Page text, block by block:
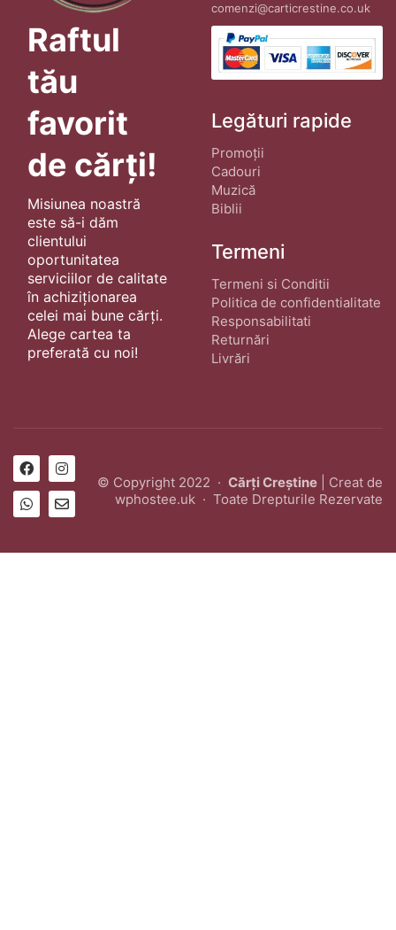
Raftul
tău
favorit
de cărți!
Misiunea noastră
este să-i dăm
clientului
oportunitatea
serviciilor de calitate
în achiziționarea
celei mai bune cărți.
Alege cartea ta
preferată cu noi!
comenzi@carticrestine.co.uk
Legături rapide
Promoții
Cadouri
Muzică
Biblii
Termeni
Termeni si Conditii
Politica de confidentialitate
Responsabilitati
Returnări
Livrări
© Copyright 2022 · Cărți Creștine | Creat de
wphostee.uk · Toate Drepturile Rezervate